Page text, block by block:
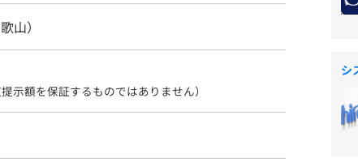
山）
示額を保証するものではありません）
シ